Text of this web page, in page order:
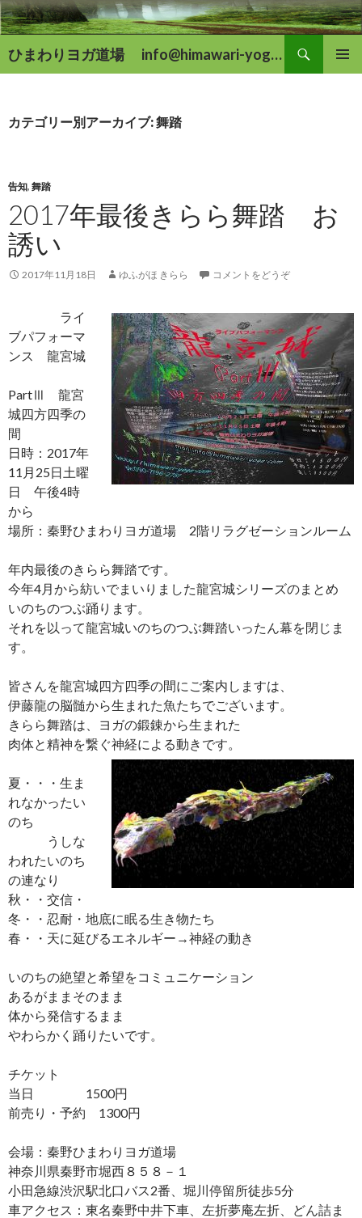
ひまわりヨガ道場 info@himawari-yoga.com
索
ン
動
カテゴリー別アーカイブ: 舞踏
告知, 舞踏
2017年最後きらら舞踏 お
誘い
2017年11月18日 ゆふがほ きらら コメントをどうぞ
ライ
ブパフォーマ
ンス 龍宮城
PartⅢ 龍宮
城四方四季の
間
日時：2017年
11月25日土曜
日 午後4時
から
場所：秦野ひまわりヨガ道場 2階リラグゼーションルーム
年内最後のきらら舞踏です。
今年4月から紡いでまいりました龍宮城シリーズのまとめ
いのちのつぶ踊ります。
それを以って龍宮城いのちのつぶ舞踏いったん幕を閉じま
す。
皆さんを龍宮城四方四季の間にご案内しますは、
伊藤龍の脳髄から生まれた魚たちでございます。
きらら舞踏は、ヨガの鍛錬から生まれた
肉体と精神を繋ぐ神経による動きです。
夏・・・生ま
れなかったい
のち
うしな
われたいのち
の連なり
秋・・交信・
冬・・忍耐・地底に眠る生き物たち
春・・天に延びるエネルギー→神経の動き
いのちの絶望と希望をコミュニケーション
あるがままそのまま
体から発信するまま
やわらかく踊りたいです。
チケット
当日 1500円
前売り・予約 1300円
会場：秦野ひまわりヨガ道場
神奈川県秦野市堀西８５８－１
小田急線渋沢駅北口バス2番、堀川停留所徒歩5分
車アクセス：東名秦野中井下車、左折夢庵左折、どん詰ま